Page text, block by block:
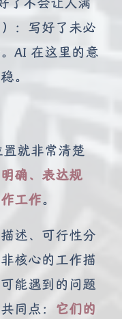
：写好了未必
AI 在这里的意
。
就非常清楚
确、表达规
工作。
述、可行性分
核心的工作描
能遇到的问题
同点： 它们的